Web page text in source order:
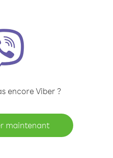
encore Viber ?
maintenant